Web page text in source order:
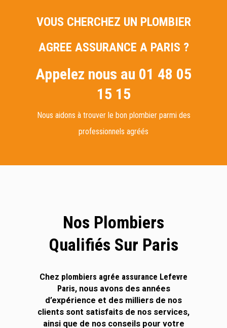
VOUS CHERCHEZ UN PLOMBIER
AGREE ASSURANCE A PARIS ?
Appelez nous au 01 48 05
15 15
Nous aidons à trouver le bon plombier parmi des
professionnels agréés
Nos Plombiers
Qualifiés Sur Paris
Chez plombiers agrée assurance Lefevre
Paris, nous avons des années
d’expérience et des milliers de nos
clients sont satisfaits de nos services,
ainsi que de nos conseils pour votre